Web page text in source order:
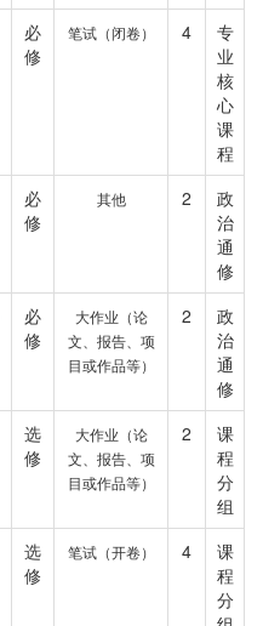
必
修
笔试（闭卷） 4
专
业
核
心
课
程
必
修
其他 2
政
治
通
修
必
修
大作业（论
文、报告、项
目或作品等）
2
政
治
通
修
选
修
大作业（论
文、报告、项
目或作品等）
2
课
程
分
组
选
修
笔试（开卷） 4
课
程
分